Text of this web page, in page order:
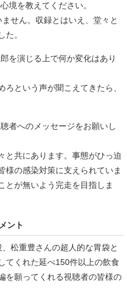
境を教えてください。
せん。収録とはいえ、堂々と
。
を演じる上で何か変化はあり
という声が聞こえてきたら、
者へのメッセージをお願いし
共にあります。事態がひっ迫
様の感染対策に支えられていま
とが無いよう完走を目指しま
ント
松重豊さんの超人的な胃袋と
てくれた延べ150件以上の飲食
を願ってくれる視聴者の皆様の